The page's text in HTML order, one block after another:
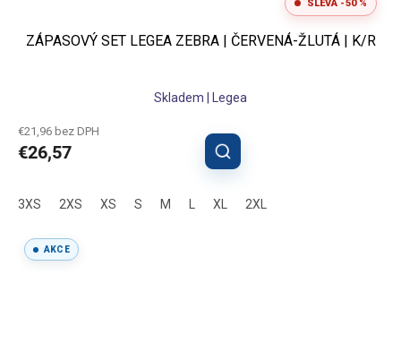
SLEVA -50 %
ZÁPASOVÝ SET LEGEA ZEBRA | ČERVENÁ-ŽLUTÁ | K/R
Skladem | Legea
€21,96 bez DPH
€26,57
3XS 2XS XS S M L XL 2XL
AKCE